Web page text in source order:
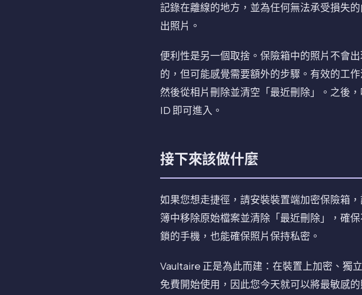
記錄在離線的地方，並為任何無法承受損失
出照片。
便利性是另一個取捨。保險箱中的照片不會
的，但可能感覺需要額外的步驟。有效的工
然後從相片刪除並清空「最近刪除」。之後
ID 即可進入。
接下來該做什麼
如果您想走捷徑，請安裝裝置端加密保險箱
簿中移除原始檔案並清除「最近刪除」，確
鎖的手機，也能確保照片保持私密。
Vaultaire 正是為此而建：在裝置上加密、獨
免費開始使用，因此您今天就可以將最敏感